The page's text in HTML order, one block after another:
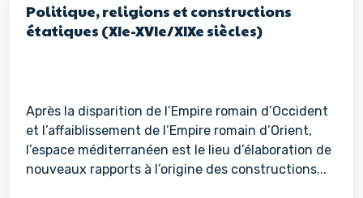
Politique, religions et constructions
étatiques (XIe-XVIe/XIXe siècles)
Après la disparition de l’Empire romain d’Occident
et l’affaiblissement de l’Empire romain d’Orient,
l’espace méditerranéen est le lieu d’élaboration de
nouveaux rapports à l’origine des constructions...